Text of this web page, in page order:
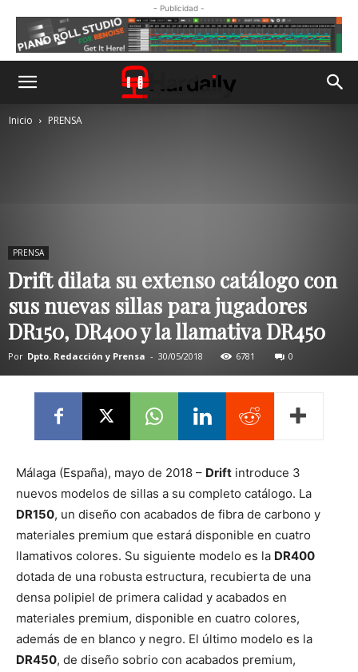
- Publicidad -
Inicio PRENSA
PRENSA
Drift dilata su extenso catálogo con
sus nuevas sillas para jugadores
DR150, DR400 y la llamativa DR450
Por Dpto. Redacción y Prensa - 30/05/2018 6781 0
Málaga (España), mayo de 2018 – Drift introduce 3
nuevos modelos de sillas a su completo catálogo. La
DR150, un diseño con acabados de fibra de carbono y
materiales premium que estará disponible en cuatro
llamativos colores. Su siguiente modelo es la DR400
dotada de una robusta estructura, recubierta de una
densa polipiel de primera calidad y acabados en
materiales premium, disponible en cuatro colores,
además de en blanco y negro. El último modelo es la
DR450, de diseño sobrio con acabados premium,